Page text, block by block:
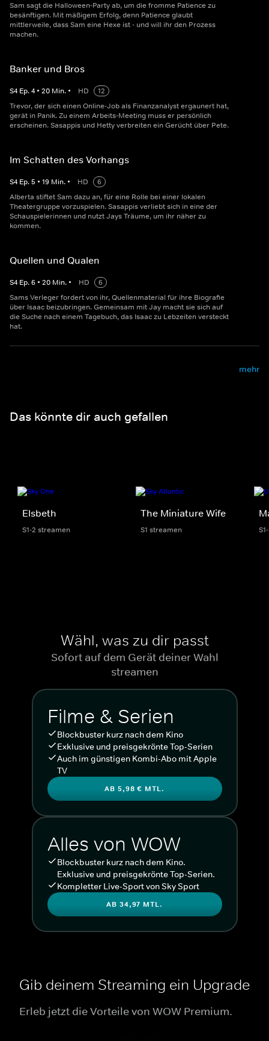
Sam sagt die Halloween-Party ab, um die fromme Patience zu
besänftigen. Mit mäßigem Erfolg, denn Patience glaubt
mittlerweile, dass Sam eine Hexe ist - und will ihr den Prozess
machen.
Banker und Bros
S4 Ep.4 • 20 Min. • HD
12
Trevor, der sich einen Online-Job als Finanzanalyst ergaunert hat,
gerät in Panik. Zu einem Arbeits-Meeting muss er persönlich
erscheinen. Sasappis und Hetty verbreiten ein Gerücht über Pete.
Im Schatten des Vorhangs
S4 Ep.5 • 19 Min. • HD
6
Alberta stiftet Sam dazu an, für eine Rolle bei einer lokalen
Theatergruppe vorzuspielen. Sasappis verliebt sich in eine der
Schauspielerinnen und nutzt Jays Träume, um ihr näher zu
kommen.
Quellen und Qualen
S4 Ep.6 • 20 Min. • HD
6
Sams Verleger fordert von ihr, Quellenmaterial für ihre Biografie
über Isaac beizubringen. Gemeinsam mit Jay macht sie sich auf
die Suche nach einem Tagebuch, das Isaac zu Lebzeiten versteckt
hat.
mehr
Das könnte dir auch gefallen
Elsbeth
S1-2 streamen
The Miniature Wife
S1 streamen
Wähl, was zu dir passt
Sofort auf dem Gerät deiner Wahl
streamen
Filme & Serien
Blockbuster kurz nach dem Kino
Exklusive und preisgekrönte Top-Serien
Auch im günstigen Kombi-Abo mit Apple
TV
AB 5,98 € MTL.
Alles von WOW
Blockbuster kurz nach dem Kino.
Exklusive und preisgekrönte Top-Serien.
Kompletter Live-Sport von Sky Sport
AB 34,97 MTL.
Gib deinem Streaming ein Upgrade
Erleb jetzt die Vorteile von WOW Premium.